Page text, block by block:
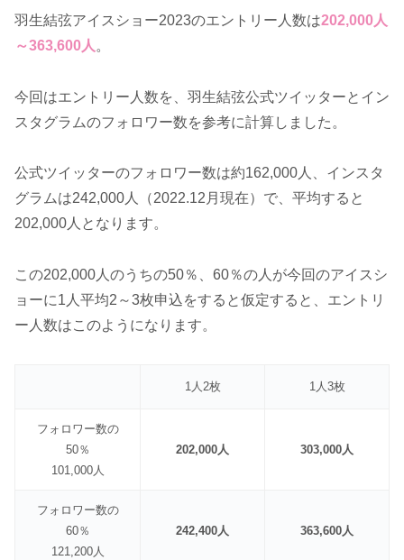
羽生結弦アイスショー2023のエントリー人数は202,000人
～363,600人 。
今回はエントリー人数を、羽生結弦公式ツイッターとイン
スタグラムのフォロワー数を参考に計算しました。
公式ツイッターのフォロワー数は約162,000人、インスタ
グラムは242,000人（2022.12月現在）で、平均すると
202,000人となります。
この202,000人のうちの50％、60％の人が今回のアイスシ
ョーに1人平均2～3枚申込をすると仮定すると、エントリ
ー人数はこのようになります。
1人2枚 1人3枚
フォロワー数の
50％
101,000人
202,000人 303,000人
フォロワー数の
60％
121,200人
242,400人 363,600人